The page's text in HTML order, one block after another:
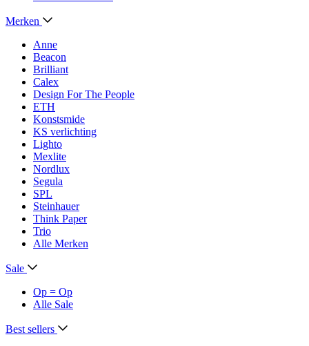
Merken
Anne
Beacon
Brilliant
Calex
Design For The People
ETH
Konstsmide
KS verlichting
Lighto
Mexlite
Nordlux
Segula
SPL
Steinhauer
Think Paper
Trio
Alle Merken
Sale
Op = Op
Alle Sale
Best sellers